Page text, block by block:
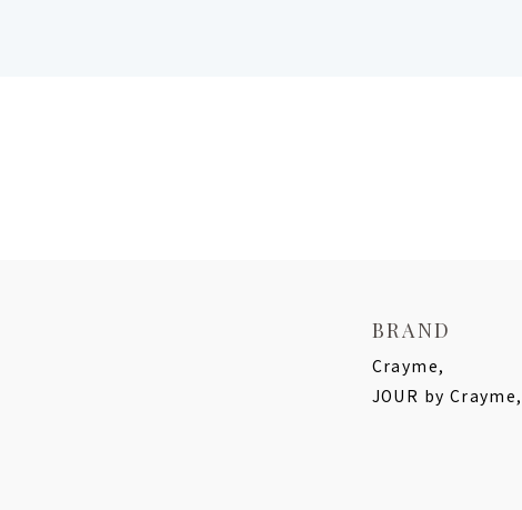
BRAND
Crayme,
JOUR by Crayme,